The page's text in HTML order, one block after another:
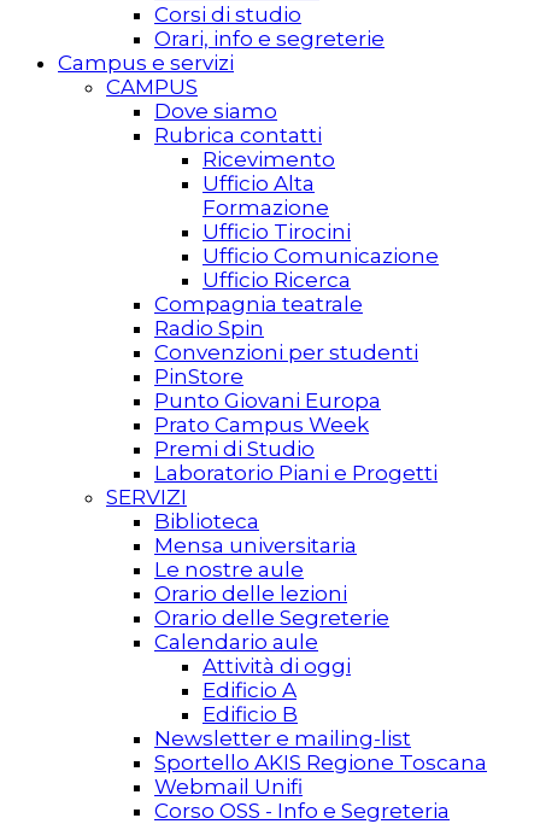
Corsi di studio
Orari, info e segreterie
Campus e servizi
CAMPUS
Dove siamo
Rubrica contatti
Ricevimento
Ufficio Alta
Formazione
Ufficio Tirocini
Ufficio Comunicazione
Ufficio Ricerca
Compagnia teatrale
Radio Spin
Convenzioni per studenti
PinStore
Punto Giovani Europa
Prato Campus Week
Premi di Studio
Laboratorio Piani e Progetti
SERVIZI
Biblioteca
Mensa universitaria
Le nostre aule
Orario delle lezioni
Orario delle Segreterie
Calendario aule
Attività di oggi
Edificio A
Edificio B
Newsletter e mailing-list
Sportello AKIS Regione Toscana
Webmail Unifi
Corso OSS - Info e Segreteria